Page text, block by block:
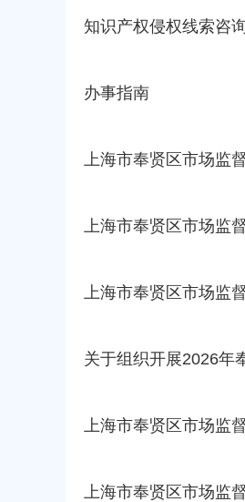
知识产权侵权线索咨
办事指南
上海市奉贤区市场监
上海市奉贤区市场监
关于组织开展2026年
上海市奉贤区市场监
上海市奉贤区市场监